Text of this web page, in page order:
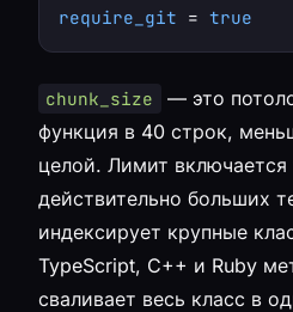
require_git = true
chunk_size
— это
функция в 40 строк,
целой. Лимит включается
действительно больших
индексирует крупные
TypeScript, C++ и Ruby
сваливает весь класс в